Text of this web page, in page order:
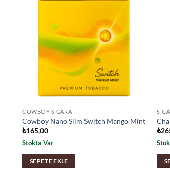
COWBOY SIGARA
Cowboy Nano Slim Switch Mango Mint
₺165,00
Stokta Var
SEPETE EKLE
₺